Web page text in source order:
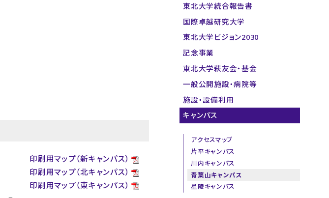
印刷用マップ（新キャンパス）
印刷用マップ（北キャンパス）
印刷用マップ（東キャンパス）
東北大学統合報告書
国際卓越研究大学
東北大学ビジョン2030
記念事業
東北大学萩友会・基金
一般公開施設・病院等
施設・設備利用
キャンパス
アクセスマップ
片平キャンパス
川内キャンパス
青葉山キャンパス
星陵キャンパス